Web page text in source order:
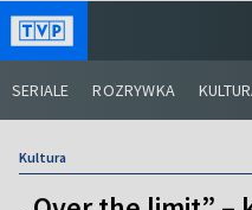
SERIALE ROZRYWKA
Kultura